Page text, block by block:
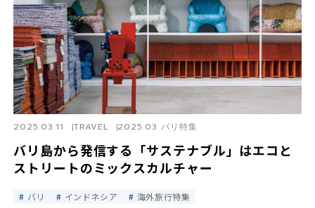
バリ島から発信する「サステナブル」はエコと
ストリートのミックスカルチャー
2025.03.11 TRAVEL 2025.03 バリ特集
バリ インドネシア 海外旅行特集